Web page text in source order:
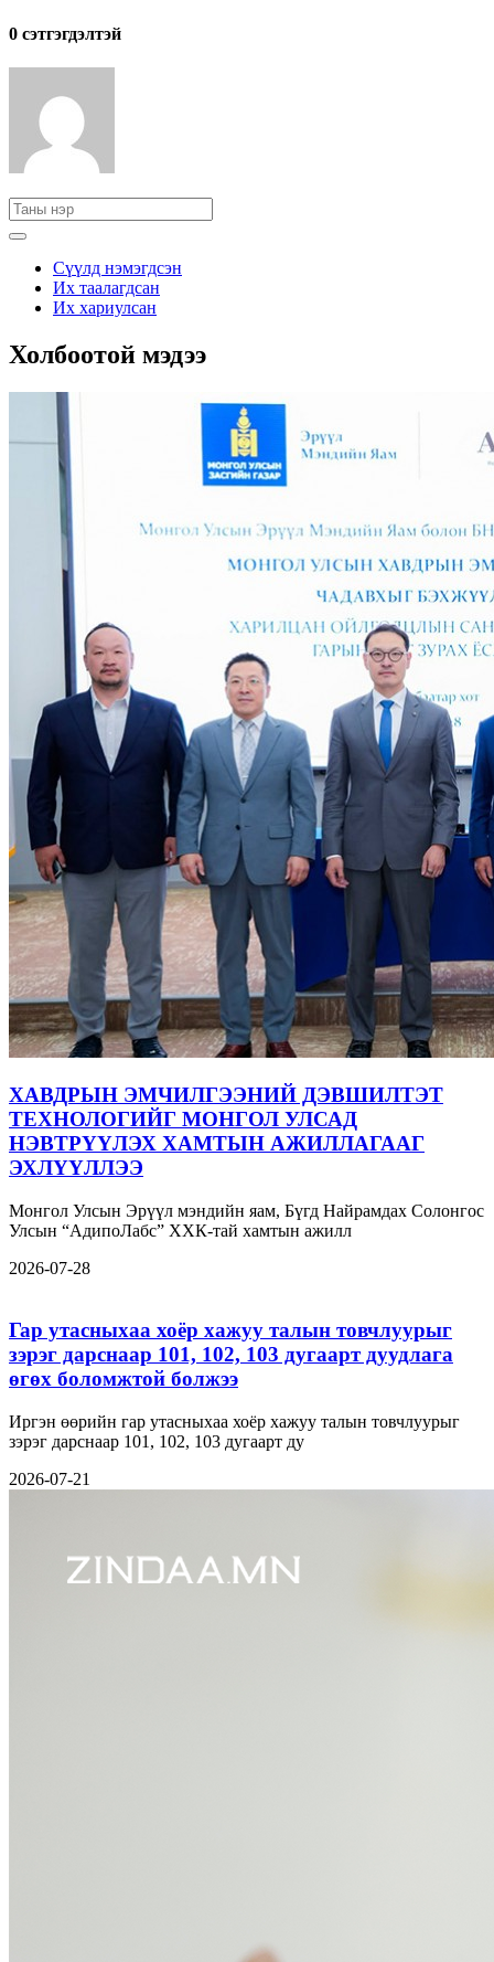
0 cэтгэгдэлтэй
Сүүлд нэмэгдсэн
Их таалагдсан
Их хариулсан
Холбоотой мэдээ
ХАВДРЫН ЭМЧИЛГЭЭНИЙ ДЭВШИЛТЭТ
ТЕХНОЛОГИЙГ МОНГОЛ УЛСАД
НЭВТРҮҮЛЭХ ХАМТЫН АЖИЛЛАГААГ
ЭХЛҮҮЛЛЭЭ
Монгол Улсын Эрүүл мэндийн яам, Бүгд Найрамдах Солонгос
Улсын “АдипоЛабс” ХХК-тай хамтын ажилл
2026-07-28
Гар утасныхаа хоёр хажуу талын товчлуурыг
зэрэг дарснаар 101, 102, 103 дугаарт дуудлага
өгөх боломжтой болжээ
Иргэн өөрийн гар утасныхаа хоёр хажуу талын товчлуурыг
зэрэг дарснаар 101, 102, 103 дугаарт ду
2026-07-21